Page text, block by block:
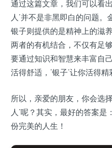
通过这篇文章，我们可以看
人’并不是非黑即白的问题
银子则提供的是精神上的滋
两者的有机结合，不仅有足
要通过知识和智慧来丰富自
活得舒适，‘银子’让你活得精
所以，亲爱的朋友，你会选
人’呢？其实，最好的答案
份完美的人生！